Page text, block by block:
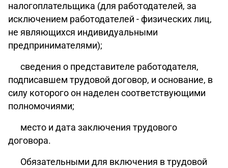
налогоплательщика (для работодателей, за
исключением работодателей - физических лиц,
не являющихся индивидуальными
предпринимателями);
сведения о представителе работодателя,
подписавшем трудовой договор, и основание, в
силу которого он наделен соответствующими
полномочиями;
место и дата заключения трудового
договора.
Обязательными для включения в трудовой